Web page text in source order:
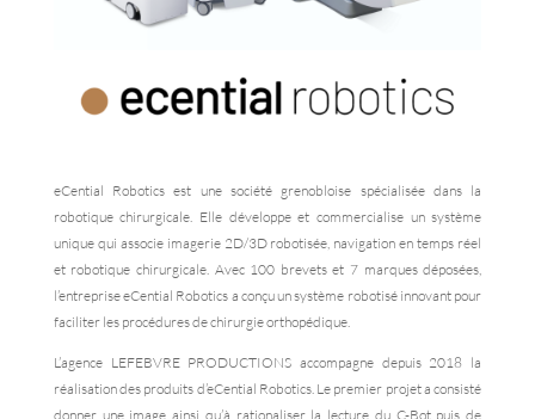
eCential Robotics est une société grenobloise spécialisée dans la
robotique chirurgicale. Elle développe et commercialise un système
unique qui associe imagerie 2D/3D robotisée, navigation en temps réel
et robotique chirurgicale. Avec 100 brevets et 7 marques déposées,
l’entreprise eCential Robotics a conçu un système robotisé innovant pour
faciliter les procédures de chirurgie orthopédique.
L’agence LEFEBVRE PRODUCTIONS accompagne depuis 2018 la
réalisation des produits d’eCential Robotics. Le premier projet a consisté
donner une image ainsi qu’à rationaliser la lecture du C-Bot puis de